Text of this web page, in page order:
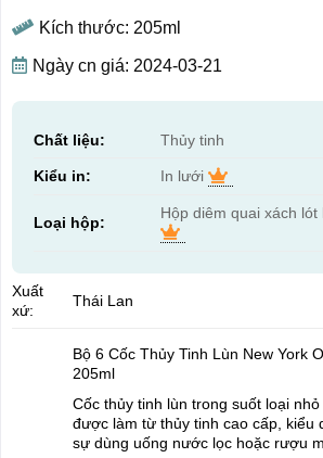
Kích thước: 205ml
Ngày cn giá: 2024-03-21
Chất liệu: Thủy tinh
Kiểu in: In lưới
Loại hộp:
Hộp diêm quai xách lót
Xuất
xứ:
Thái Lan
Bộ 6 Cốc Thủy Tinh Lùn New York
205ml
Cốc thủy tinh lùn trong suốt loại
được làm từ thủy tinh cao cấp, kiểu
sự dùng uống nước lọc hoặc rượu